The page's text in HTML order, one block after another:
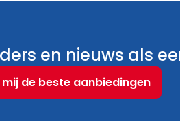
en nieuws als
mij de beste aanbiedingen